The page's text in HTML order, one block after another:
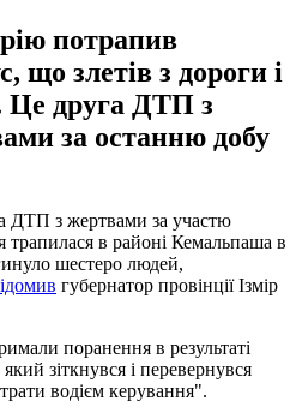
потрапив
що злетів з дороги і
Це друга ДТП з
за останню добу
ДТП з жертвами за участю
трапилася в районі Кемальпаша в
шестеро людей,
губернатор провінції Ізмір
поранення в результаті
зіткнувся і перевернувся
водієм керування".